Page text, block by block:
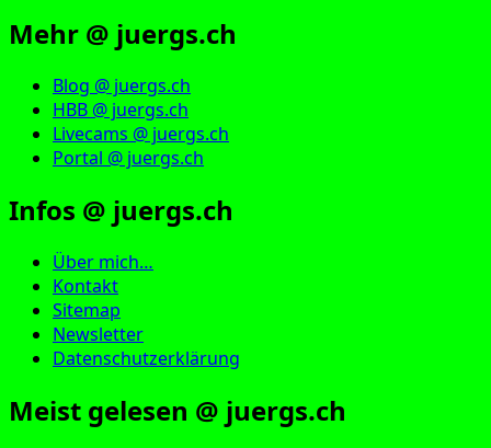
Mehr @ juergs.ch
Blog @ juergs.ch
HBB @ juergs.ch
Livecams @ juergs.ch
Portal @ juergs.ch
Infos @ juergs.ch
Über mich…
Kontakt
Sitemap
Newsletter
Datenschutzerklärung
Meist gelesen @ juergs.ch